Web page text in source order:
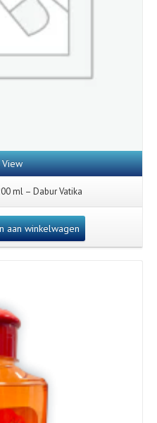
View
ml – Dabur Vatika
aan winkelwagen